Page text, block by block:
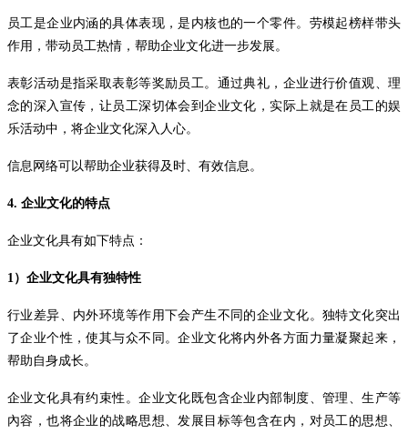
员工是企业内涵的具体表现，是内核也的一个零件。劳模起榜样带头
作用，带动员工热情，帮助企业文化进一步发展。
表彰活动是指采取表彰等奖励员工。通过典礼，企业进行价值观、理
念的深入宣传，让员工深切体会到企业文化，实际上就是在员工的娱
乐活动中，将企业文化深入人心。
信息网络可以帮助企业获得及时、有效信息。
4. 企业文化的特点
企业文化具有如下特点：
1） 企业文化具有独特性
行业差异、内外环境等作用下会产生不同的企业文化。独特文化突出
了企业个性，使其与众不同。企业文化将内外各方面力量凝聚起来，
帮助自身成长。
企业文化具有约束性。企业文化既包含企业内部制度、管理、生产等
內容，也将企业的战略思想、发展目标等包含在内，对员工的思想、